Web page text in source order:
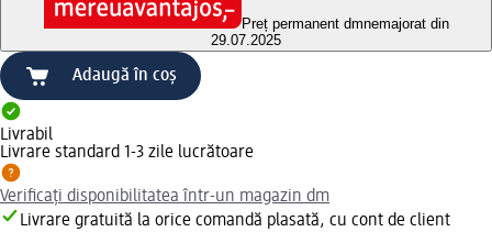
Preț permanent dmnemajorat din
29.07.2025
Adaugă în coș
Livrabil
Livrare standard 1-3 zile lucrătoare
Verificați disponibilitatea într-un magazin dm
Livrare gratuită la orice comandă plasată, cu cont de client